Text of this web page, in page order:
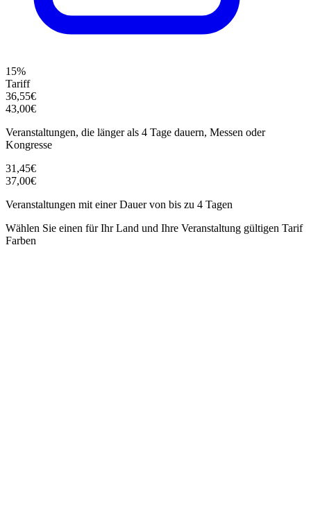
15%
Tariff
36,55€
43,00€
Veranstaltungen, die länger als 4 Tage dauern, Messen oder
Kongresse
31,45€
37,00€
Veranstaltungen mit einer Dauer von bis zu 4 Tagen
Wählen Sie einen für Ihr Land und Ihre Veranstaltung gültigen Tarif
Farben